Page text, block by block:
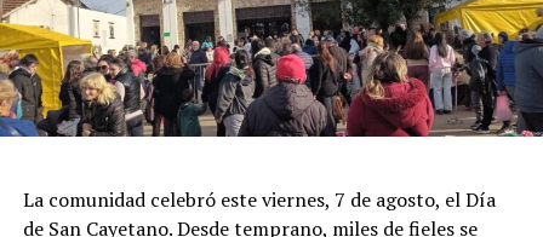
La comunidad celebró este viernes, 7 de agosto, el Día
de San Cayetano. Desde temprano, miles de fieles se